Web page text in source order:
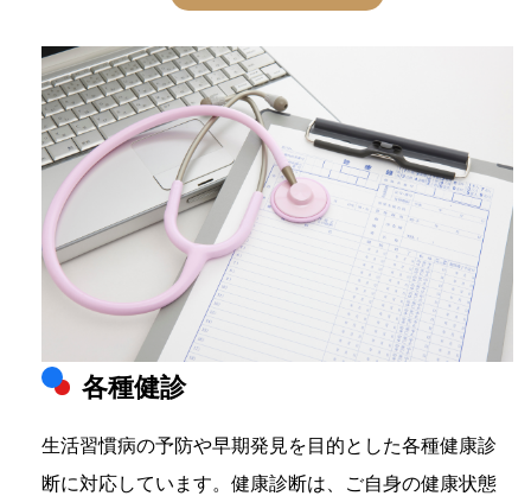
各種健診
生活習慣病の予防や早期発見を目的とした各種健康診
断に対応しています。健康診断は、ご自身の健康状態